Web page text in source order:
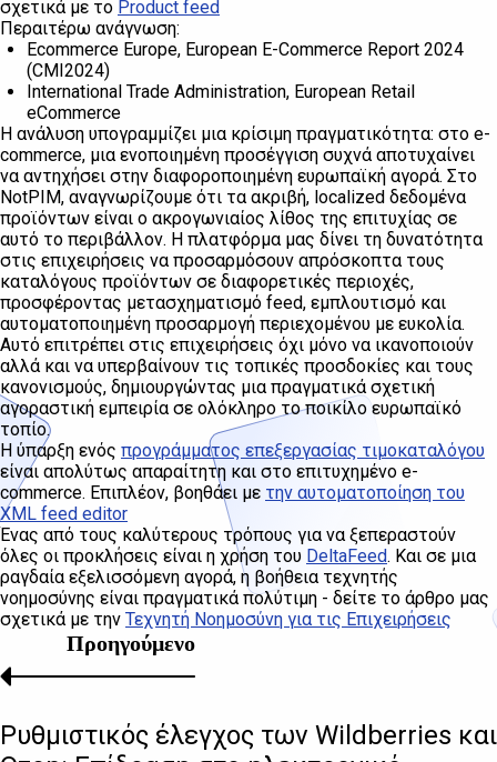
σχετικά με το Product feed
Περαιτέρω ανάγνωση:
Ecommerce Europe, European E-Commerce Report 2024
(CMI2024)
International Trade Administration, European Retail
eCommerce
Η ανάλυση υπογραμμίζει μια κρίσιμη πραγματικότητα: στο e-
commerce, μια ενοποιημένη προσέγγιση συχνά αποτυχαίνει
να αντηχήσει στην διαφοροποιημένη ευρωπαϊκή αγορά. Στο
NotPIM, αναγνωρίζουμε ότι τα ακριβή, localized δεδομένα
προϊόντων είναι ο ακρογωνιαίος λίθος της επιτυχίας σε
αυτό το περιβάλλον. Η πλατφόρμα μας δίνει τη δυνατότητα
στις επιχειρήσεις να προσαρμόσουν απρόσκοπτα τους
καταλόγους προϊόντων σε διαφορετικές περιοχές,
προσφέροντας μετασχηματισμό feed, εμπλουτισμό και
αυτοματοποιημένη προσαρμογή περιεχομένου με ευκολία.
Αυτό επιτρέπει στις επιχειρήσεις όχι μόνο να ικανοποιούν
αλλά και να υπερβαίνουν τις τοπικές προσδοκίες και τους
κανονισμούς, δημιουργώντας μια πραγματικά σχετική
αγοραστική εμπειρία σε ολόκληρο το ποικίλο ευρωπαϊκό
τοπίο.
Η ύπαρξη ενός προγράμματος επεξεργασίας τιμοκαταλόγου
είναι απολύτως απαραίτητη και στο επιτυχημένο e-
commerce. Επιπλέον, βοηθάει με την αυτοματοποίηση του
XML feed editor
Ένας από τους καλύτερους τρόπους για να ξεπεραστούν
όλες οι προκλήσεις είναι η χρήση του DeltaFeed. Και σε μια
ραγδαία εξελισσόμενη αγορά, η βοήθεια τεχνητής
νοημοσύνης είναι πραγματικά πολύτιμη - δείτε το άρθρο μας
σχετικά με την Τεχνητή Νοημοσύνη για τις Επιχειρήσεις
Προηγούμενο
Ρυθμιστικός έλεγχος των Wildberries και